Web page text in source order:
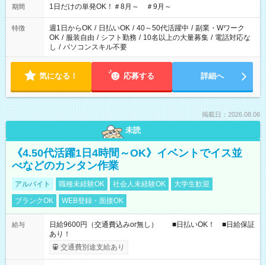
期間 1日だけの単発OK！＃8月～ ＃9月～
特徴 週1日からOK / 日払いOK / 40～50代活躍中 / 副業・Wワーク
OK / 服装自由 / シフト勤務 / 10名以上の大量募集 / 電話対応な
し / パソコンスキル不要
気になる！ 応募する 詳細へ
掲載日：2026.08.06
未読
《4.50代活躍1日4時間～OK》イベントでイス並
べなどのカンタン作業
アルバイト 職種未経験OK 社会人未経験OK
大学生歓迎
ブランクOK
WEB登録・面接OK
給与
日給9600円（交通費込みor無し） ■日払いOK！ ■日給保証
あり！
交通費別途支給あり